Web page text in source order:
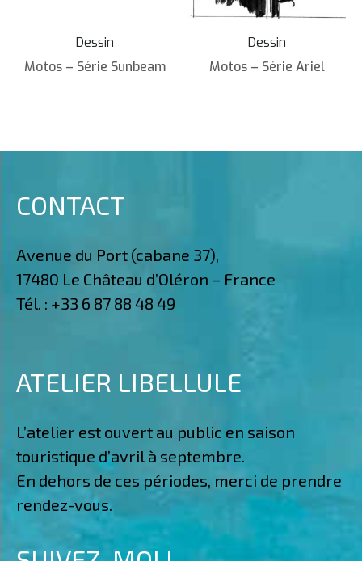
Dessin
Motos – Série Sunbeam
Dessin
Motos – Série Ariel
CONTACT
Avenue du Port (cabane 37),
17480 Le Château d’Oléron – France
Tél. : +33 6 87 88 48 49
ATELIER LIBELLULE
L’atelier est ouvert au public en saison
touristique d’avril à septembre.
En dehors de ces périodes, merci de prendre
rendez-vous.